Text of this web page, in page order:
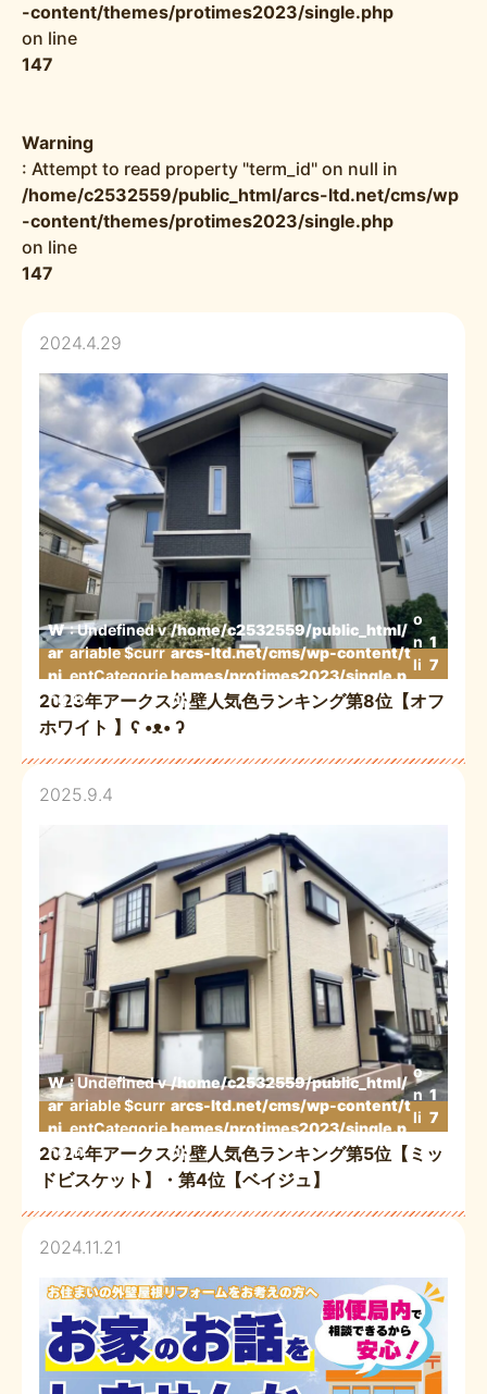
-content/themes/protimes2023/single.php
on line
147
Warning
: Attempt to read property "term_id" on null in
/home/c2532559/public_html/arcs-ltd.net/cms/wp
-content/themes/protimes2023/single.php
on line
147
2024.4.29
W
ar
ni
ng
: Undefined v
ariable $curr
entCategorie
in
/home/c2532559/public_html/
arcs-ltd.net/cms/wp-content/t
hemes/protimes2023/single.p
hp
o
n
li
e
1
7
2023年アークス外壁人気色ランキング第8位【オフ
ホワイト 】ʕ •ᴥ• ʔ
2025.9.4
W
ar
ni
ng
: Undefined v
ariable $curr
entCategorie
in
/home/c2532559/public_html/
arcs-ltd.net/cms/wp-content/t
hemes/protimes2023/single.p
hp
o
n
li
e
1
7
2024年アークス外壁人気色ランキング第5位【ミッ
ドビスケット】・第4位【ベイジュ】
2024.11.21